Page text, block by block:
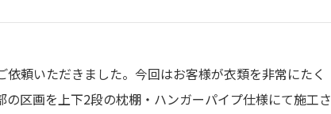
頼いただきました。今回はお客様が衣類を非常にたく
区画を上下2段の枕棚・ハンガーパイプ仕様にて施工さ